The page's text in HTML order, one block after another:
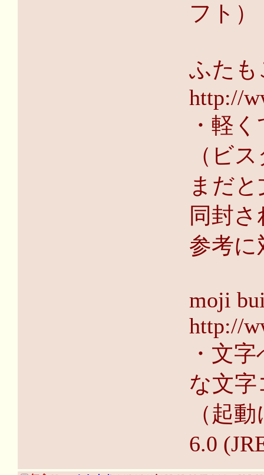
フト）
ふたも
http://
・軽
（ビ
まだ
同封
参考に
moji
http://
・文
な文
（起
6.0